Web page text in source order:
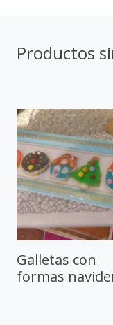
Productos
Galletas con
formas